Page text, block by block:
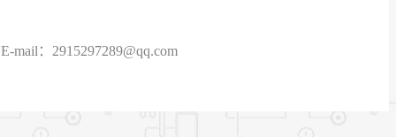
：2915297289@qq.com